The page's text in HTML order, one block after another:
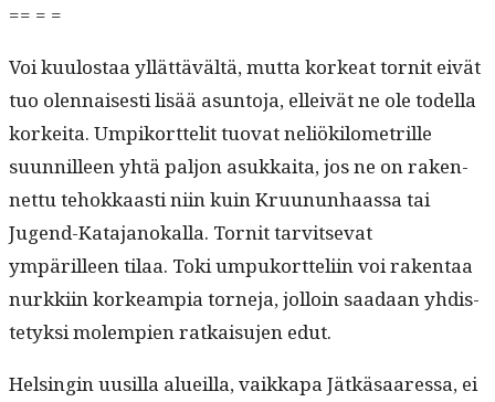
== = =
Voi kuu­lostaa yllät­tävältä, mut­ta korkeat tor­nit eivät
tuo olen­nais­es­ti lisää asun­to­ja, elleivät ne ole todel­la
korkei­ta. Umpiko­rt­telit tuo­vat neliök­ilo­metrille
suun­nilleen yhtä paljon asukkai­ta, jos ne on raken­
net­tu tehokkaasti niin kuin Kru­u­nun­haas­sa tai
Jugend-Kata­janokalla. Tor­nit tarvit­se­vat
ympärilleen tilaa. Toki umpuko­rt­teli­in voi rak­en­taa
nurkki­in korkeampia torne­ja, jol­loin saadaan yhdis­
te­tyk­si molem­pi­en ratkaisu­jen edut.
Helsin­gin uusil­la alueil­la, vaikka­pa Jätkäsaa­res­sa, ei